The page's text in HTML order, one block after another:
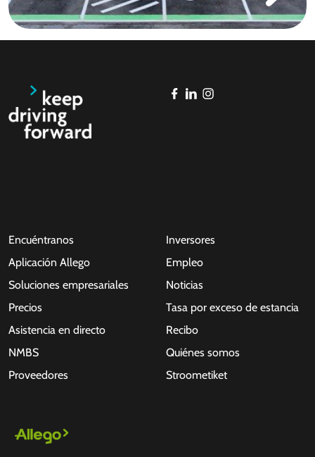
Encuéntranos
Aplicación Allego
Soluciones empresariales
Precios
Asistencia en directo
NMBS
Proveedores
Inversores
Empleo
Noticias
Tasa por exceso de estancia
Recibo
Quiénes somos
Stroometiket